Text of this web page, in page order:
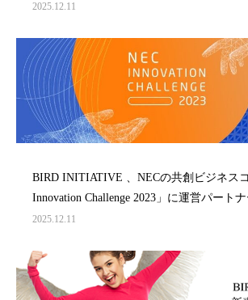
2025.12.11
BIRD INITIATIVE 、NECの共創ビジネス
Innovation Challenge 2023」に運営パート
2025.12.11